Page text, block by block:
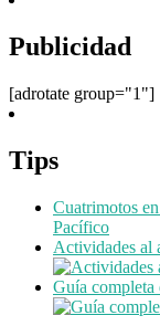
Publicidad
[adrotate group="1"]
Tips
Cuatrimotos
Pacífico
Actividades al
Guía completa